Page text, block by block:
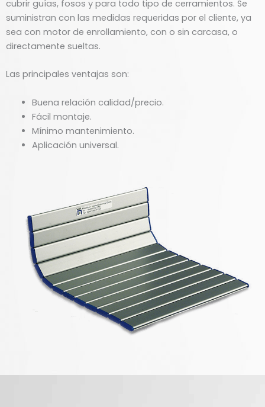
cubrir guías, fosos y para todo tipo de cerramientos. Se
suministran con las medidas requeridas por el cliente, ya
sea con motor de enrollamiento, con o sin carcasa, o
directamente sueltas.
Las principales ventajas son:
Buena relación calidad/precio.
Fácil montaje.
Mínimo mantenimiento.
Aplicación universal.